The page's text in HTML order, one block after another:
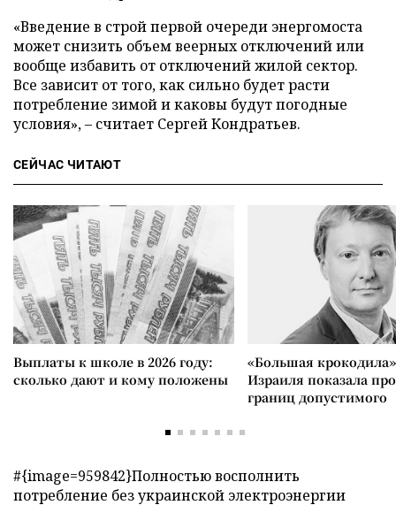
«Введение в строй первой очереди энергомоста
может снизить объем веерных отключений или
вообще избавить от отключений жилой сектор.
Все зависит от того, как сильно будет расти
потребление зимой и каковы будут погодные
условия», – считает Сергей Кондратьев.
СЕЙЧАС ЧИТАЮТ
Выплаты к школе в 2026 году:
сколько дают и кому положены
«Большая
Израиля показала
границ допустимого
#{image=959842}Полностью восполнить
потребление без украинской электроэнергии